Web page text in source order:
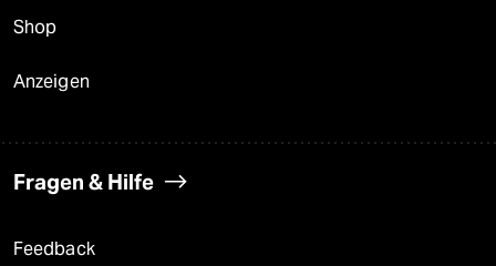
Shop
Anzeigen
Fragen & Hilfe
Feedback